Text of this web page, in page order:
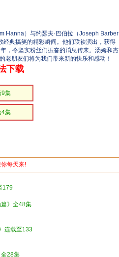
Hanna）与约瑟夫·巴伯拉（Joseph Barber
典搞笑的精彩瞬间。他们联袂演出，获得
，令坚实粉丝们振奋的消息传来。汤姆和杰
朋友们将为我们带来新的快乐和感动！
下载
9集
4集
每天来!
179
》全48集
连载至133
28集